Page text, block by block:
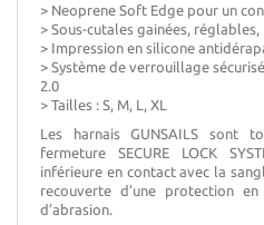
> Neoprene Soft Edge pour un
> Sous-cutales gainées,
> Impression en silicone
> Système de verrouillage
2.0
> Tailles : S, M, L, XL
Les harnais GUNSAILS sont
fermeture SECURE LOCK
inférieure en contact avec la
recouverte d’une protection
d’abrasion.